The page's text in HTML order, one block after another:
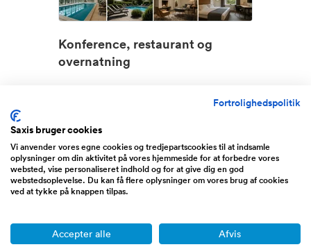
Konference, restaurant og
overnatning
2.800.000 DKK
Udbudspris
En sjælden mulighed for at overtage
forpagtningen af et vele...Læs mere
Fortrolighedspolitik
Saxis bruger cookies
Vi anvender vores egne cookies og tredjepartscookies til at indsamle
oplysninger om din aktivitet på vores hjemmeside for at forbedre vores
websted, vise personaliseret indhold og for at give dig en god
webstedsoplevelse. Du kan få flere oplysninger om vores brug af cookies
ved at tykke på knappen tilpas.
Accepter alle Afvis